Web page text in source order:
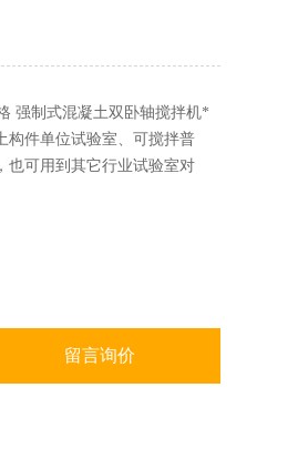
强制式混凝土双卧轴搅拌机*
构件单位试验室、可搅拌普
也可用到其它行业试验室对
留言询价